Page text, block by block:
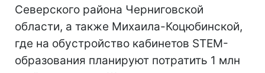
Северского района Черниговской
области, а также Михаила-Коцюбинской,
где на обустройство кабинетов STEM-
образования планируют потратить 1 млн